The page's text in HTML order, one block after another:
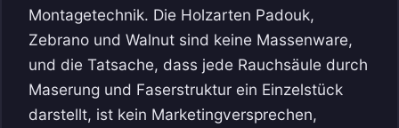
Montagetechnik. Die Holzarten Padouk,
Zebrano und Walnut sind keine Massenware,
und die Tatsache, dass jede Rauchsäule durch
Maserung und Faserstruktur ein Einzelstück
darstellt, ist kein Marketingversprechen,